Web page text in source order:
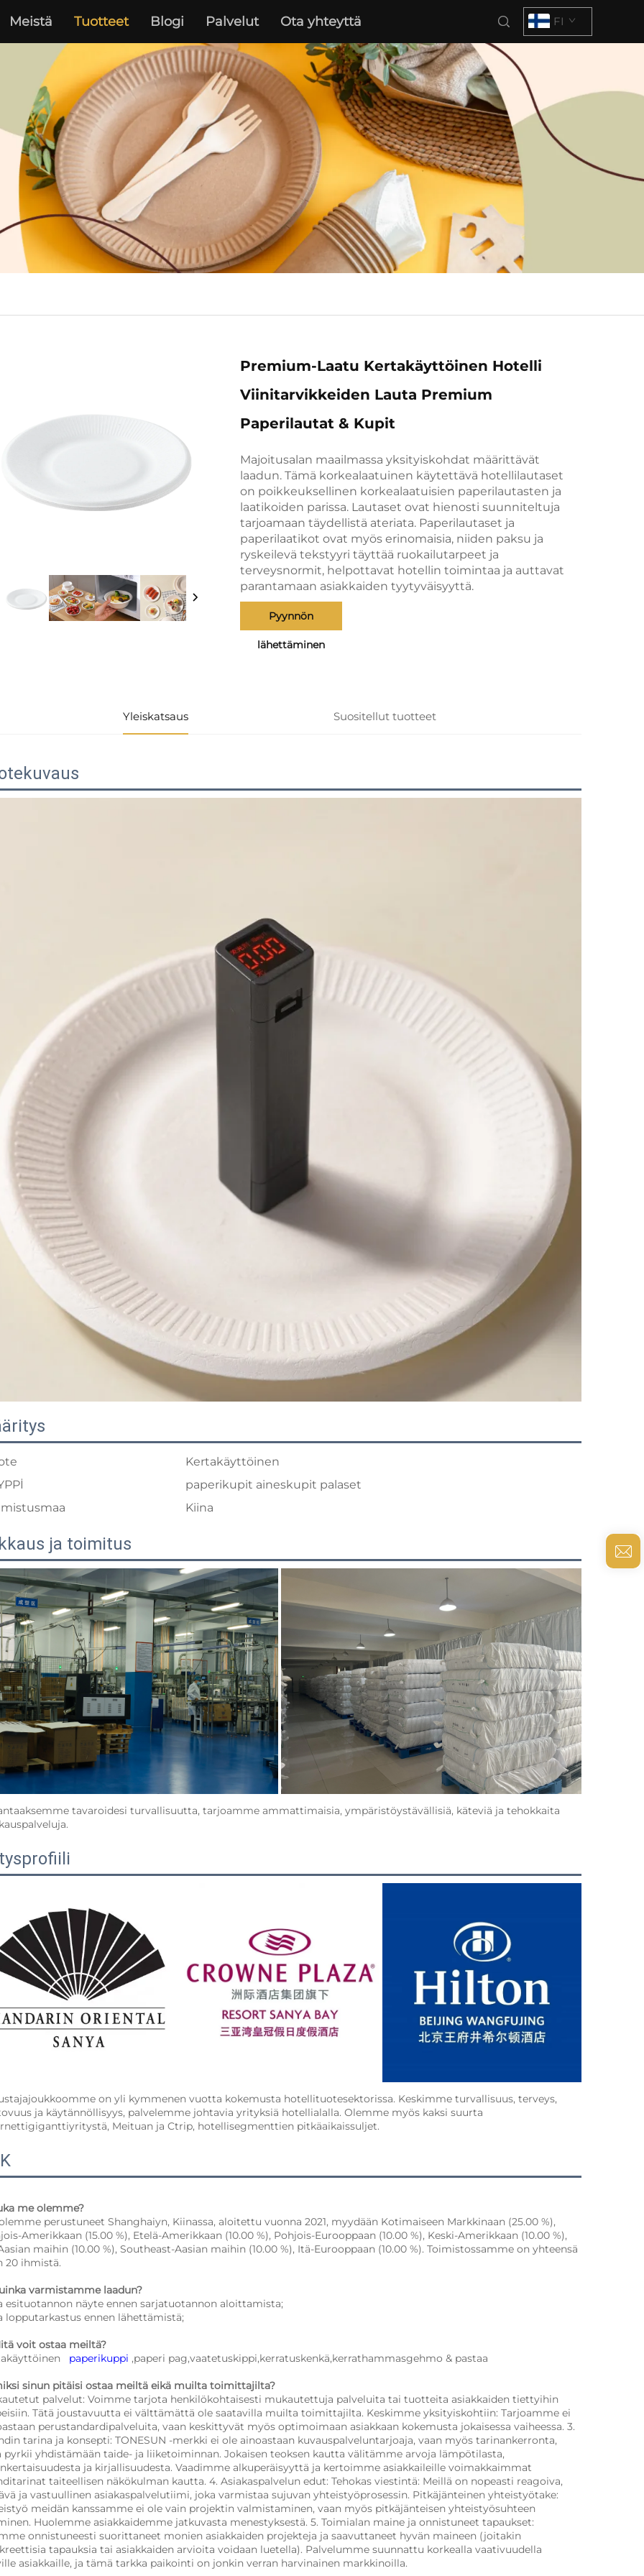
Meistä Tuotteet Blogi Palvelut Ota yhteyttä FI
Premium-Laatu Kertakäyttöinen Hotelli
Viinitarvikkeiden Lauta Premium
Paperilautat & Kupit
Majoitusalan maailmassa yksityiskohdat määrittävät
laadun. Tämä korkealaatuinen käytettävä hotellilautaset
on poikkeuksellinen korkealaatuisien paperilautasten ja
laatikoiden parissa. Lautaset ovat hienosti suunniteltuja
tarjoamaan täydellistä ateriata. Paperilautaset ja
paperilaatikot ovat myös erinomaisia, niiden paksu ja
ryskeilevä tekstyyri täyttää ruokailutarpeet ja
terveysnormit, helpottavat hotellin toimintaa ja auttavat
parantamaan asiakkaiden tyytyväisyyttä.
Pyynnön
lähettäminen
Yleiskatsaus Suositellut tuotteet
Kertakäyttöinen
paperikupit aineskupit palaset
Kiina
ja toimitus
tavaroidesi turvallisuutta, tarjoamme ammattimaisia, ympäristöystävällisiä, käteviä ja tehokkaita
on yli kymmenen vuotta kokemusta hotellituotesektorissa. Keskimme turvallisuus, terveys,
ja käytännöllisyys, palvelemme johtavia yrityksiä hotellialalla. Olemme myös kaksi suurta
Meituan ja Ctrip, hotellisegmenttien pitkäaikaissuljet.
me olemme?
perustuneet Shanghaiyn, Kiinassa, aloitettu vuonna 2021, myydään Kotimaiseen Markkinaan (25.00 %),
Amerikkaan (15.00 %), Etelä-Amerikkaan (10.00 %), Pohjois-Eurooppaan (10.00 %), Keski-Amerikkaan (10.00 %),
maihin (10.00 %), Southeast-Aasian maihin (10.00 %), Itä-Eurooppaan (10.00 %). Toimistossamme on yhteensä
20 ihmistä.
varmistamme laadun?
esituotannon näyte ennen sarjatuotannon aloittamista;
lopputarkastus ennen lähettämistä;
voit ostaa meiltä?
paperikuppi ,paperi pag,vaatetuskippi,kerratuskenkä,kerrathammasgehmo & pastaa
sinun pitäisi ostaa meiltä eikä muilta toimittajilta?
palvelut: Voimme tarjota henkilökohtaisesti mukautettuja palveluita tai tuotteita asiakkaiden tiettyihin
Tätä joustavuutta ei välttämättä ole saatavilla muilta toimittajilta. Keskimme yksityiskohtiin: Tarjoamme ei
perustandardipalveluita, vaan keskittyvät myös optimoimaan asiakkaan kokemusta jokaisessa vaiheessa. 3.
tarina ja konsepti: TONESUN -merkki ei ole ainoastaan kuvauspalveluntarjoaja, vaan myös tarinankerronta,
pyrkii yhdistämään taide- ja liiketoiminnan. Jokaisen teoksen kautta välitämme arvoja lämpötilasta,
ja kirjallisuudesta. Vaadimme alkuperäisyyttä ja kertoimme asiakkaileille voimakkaimmat
taiteellisen näkökulman kautta. 4. Asiakaspalvelun edut: Tehokas viestintä: Meillä on nopeasti reagoiva,
ja vastuullinen asiakaspalvelutiimi, joka varmistaa sujuvan yhteistyöprosessin. Pitkäjänteinen yhteistyötake:
meidän kanssamme ei ole vain projektin valmistaminen, vaan myös pitkäjänteisen yhteistyösuhteen
Huolemme asiakkaidemme jatkuvasta menestyksestä. 5. Toimialan maine ja onnistuneet tapaukset:
onnistuneesti suorittaneet monien asiakkaiden projekteja ja saavuttaneet hyvän maineen (joitakin
tapauksia tai asiakkaiden arvioita voidaan luetella). Palvelumme suunnattu korkealla vaativuudella
asiakkaille, ja tämä tarkka paikointi on jonkin verran harvinainen markkinoilla.